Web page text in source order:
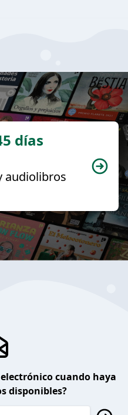
días
audiolibros
cuando haya
disponibles?